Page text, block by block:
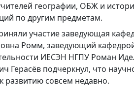
географии, ОБЖ и
по другим предметам.
участие заведующая
Ромм, заведующий
ИЕСЭН НГПУ Роман
Герасёв подчеркнул, что
развитию совсем недавно.